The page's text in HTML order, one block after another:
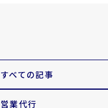
新規事業カテゴリー
すべての記事
営業代行